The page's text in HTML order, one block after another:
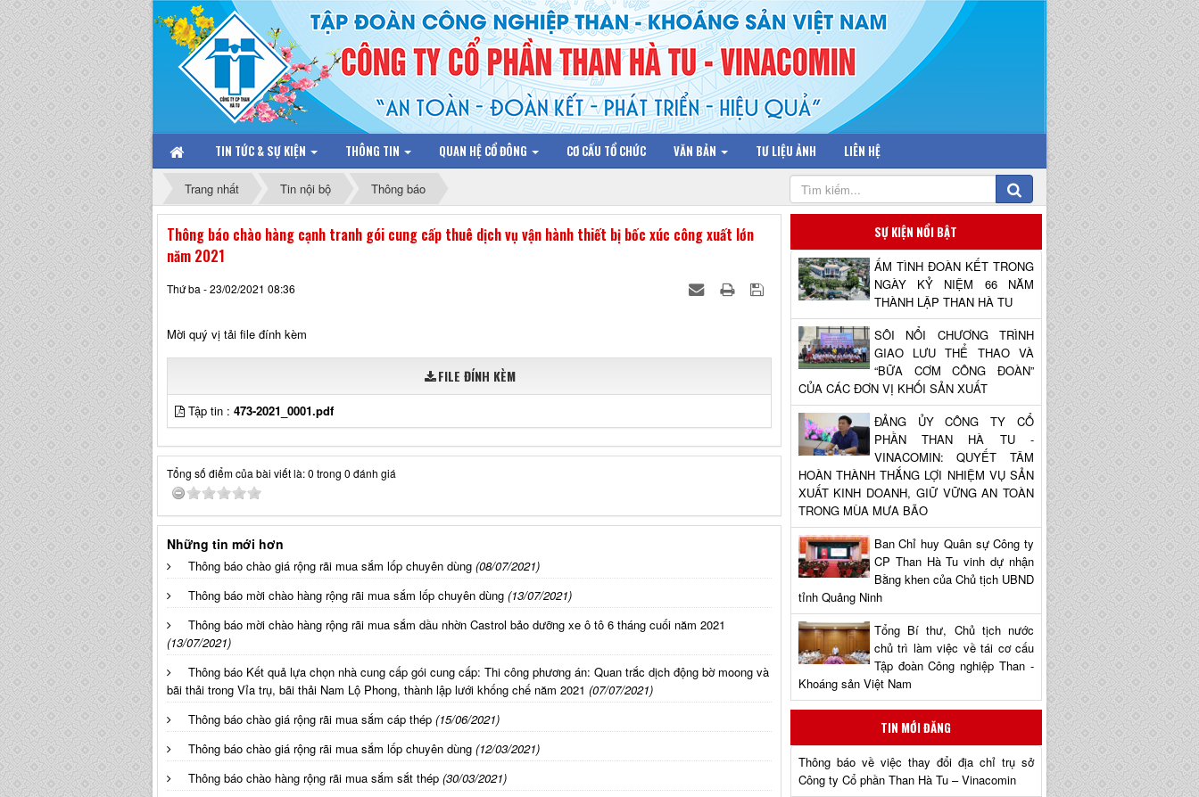
TIN TỨC & SỰ KIỆN THÔNG TIN QUAN HỆ CỔ ĐÔNG CƠ CẤU TỔ CHỨC VĂN BẢN TƯ LIỆU ẢNH LIÊN HỆ
Trang nhất Tin nội bộ Thông báo
Thông báo chào hàng cạnh tranh gói cung cấp thuê dịch vụ vận hành thiết bị bốc xúc công xuất lớn
năm 2021
Thứ ba - 23/02/2021 08:36
Mời quý vị tải file đính kèm
FILE ĐÍNH KÈM
Tập tin : 473-2021_0001.pdf
Tổng số điểm của bài viết là: 0 trong 0 đánh giá
Những tin mới hơn
Thông báo chào giá rộng rãi mua sắm lốp chuyên dùng (08/07/2021)
Thông báo mời chào hàng rộng rãi mua sắm lốp chuyên dùng (13/07/2021)
Thông báo mời chào hàng rộng rãi mua sắm dầu nhờn Castrol bảo dưỡng xe ô tô 6 tháng cuối năm 2021
(13/07/2021)
Thông báo Kết quả lựa chọn nhà cung cấp gói cung cấp: Thi công phương án: Quan trắc dịch động bờ moong và
bãi thải trong Vỉa trụ, bãi thải Nam Lộ Phong, thành lập lưới khống chế năm 2021 (07/07/2021)
Thông báo chào giá rộng rãi mua sắm cáp thép (15/06/2021)
Thông báo chào giá rộng rãi mua sắm lốp chuyên dùng (12/03/2021)
Thông báo chào hàng rộng rãi mua sắm sắt thép (30/03/2021)
SỰ KIỆN NỔI BẬT
ẤM TÌNH ĐOÀN KẾT TRONG
NGÀY KỶ NIỆM 66 NĂM
THÀNH LẬP THAN HÀ TU
SÔI NỔI CHƯƠNG TRÌNH
GIAO LƯU THỂ THAO VÀ
“BỮA CƠM CÔNG ĐOÀN”
CỦA CÁC ĐƠN VỊ KHỐI SẢN XUẤT
ĐẢNG ỦY CÔNG TY CỔ
PHẦN THAN HÀ TU -
VINACOMIN: QUYẾT TÂM
HOÀN THÀNH THẮNG LỢI NHIỆM VỤ SẢN
XUẤT KINH DOANH, GIỮ VỮNG AN TOÀN
TRONG MÙA MƯA BÃO
Ban Chỉ huy Quân sự Công ty
CP Than Hà Tu vinh dự nhận
Bằng khen của Chủ tịch UBND
tỉnh Quảng Ninh
Tổng Bí thư, Chủ tịch nước
chủ trì làm việc về tái cơ cấu
Tập đoàn Công nghiệp Than -
Khoáng sản Việt Nam
TIN MỚI ĐĂNG
Thông báo về việc thay đổi địa chỉ trụ sở
Công ty Cổ phần Than Hà Tu – Vinacomin